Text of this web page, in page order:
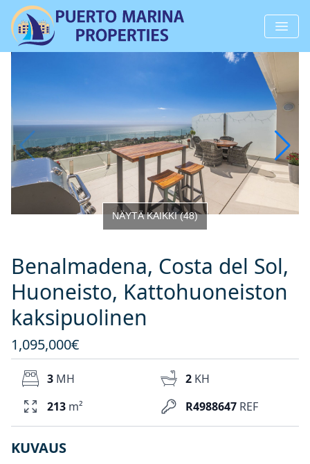
NÄYTÄ KAIKKI(48)
Benalmadena, Costa del Sol,
Huoneisto, Kattohuoneiston
kaksipuolinen
1,095,000€
R4988647 REF
3 MH 2 KH
213 m²
KUVAUS